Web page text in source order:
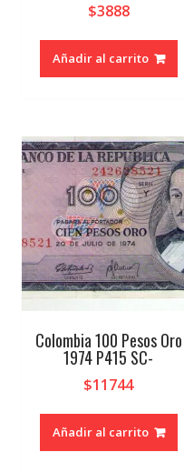
$3888
Añadir al carrito
Colombia 100 Pesos Oro
1974 P415 SC-
$11744
Añadir al carrito